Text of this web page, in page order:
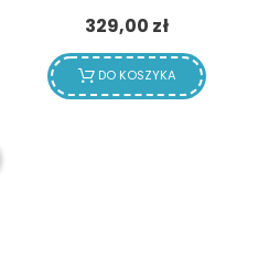
329,00 złCena
DO KOSZYKA